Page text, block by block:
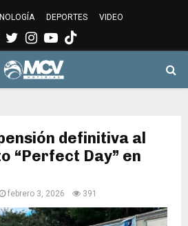
DEPORTES VIDEO
Twitter
Instagram
Youtube
definitiva al
“Perfect Day” en
febrero 3, 2026 391